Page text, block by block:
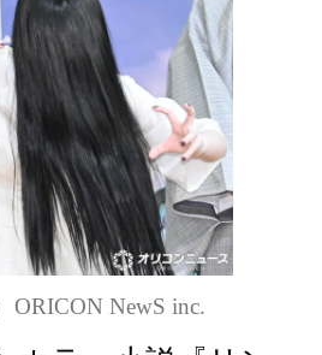
ORICON NewS inc.